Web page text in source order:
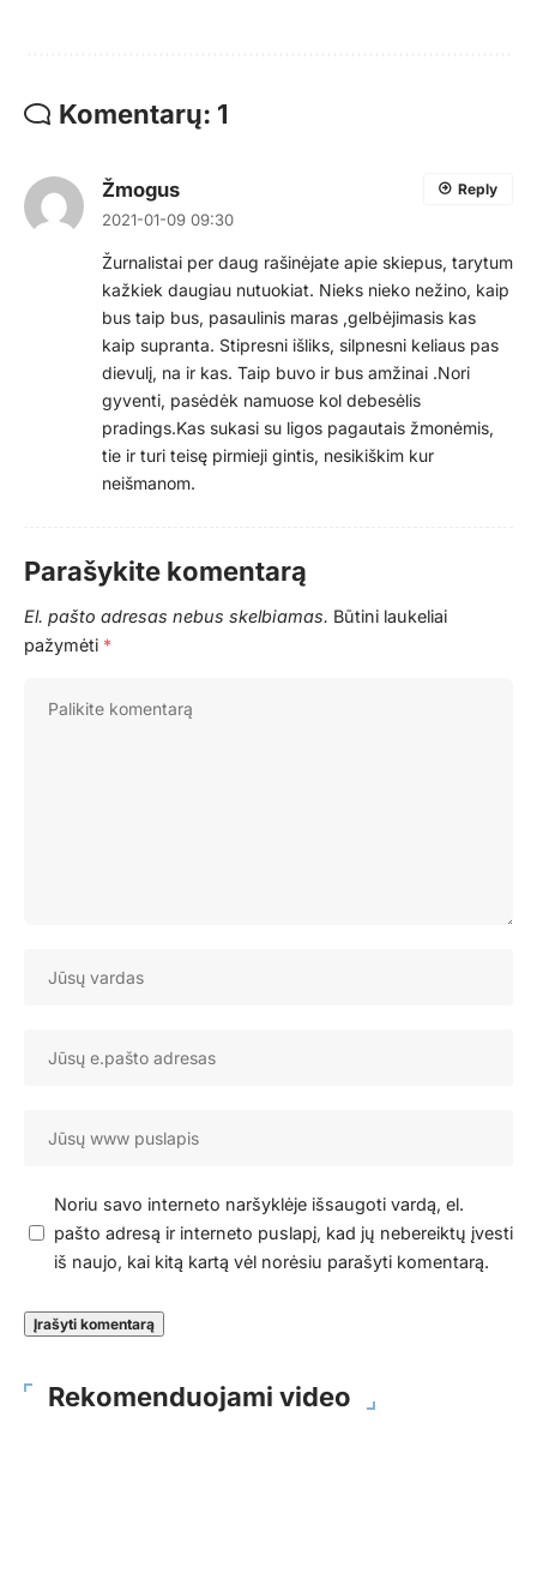
Komentarų: 1
Žmogus
2021-01-09 09:30
Žurnalistai per daug rašinėjate apie skiepus, tarytum
kažkiek daugiau nutuokiat. Nieks nieko nežino, kaip
bus taip bus, pasaulinis maras ,gelbėjimasis kas
kaip supranta. Stipresni išliks, silpnesni keliaus pas
dievulį, na ir kas. Taip buvo ir bus amžinai .Nori
gyventi, pasėdėk namuose kol debesėlis
pradings.Kas sukasi su ligos pagautais žmonėmis,
tie ir turi teisę pirmieji gintis, nesikiškim kur
neišmanom.
Reply
Parašykite komentarą
El. pašto adresas nebus skelbiamas. Būtini laukeliai
pažymėti *
Noriu savo interneto naršyklėje išsaugoti vardą, el.
pašto adresą ir interneto puslapį, kad jų nebereiktų įvesti
iš naujo, kai kitą kartą vėl norėsiu parašyti komentarą.
Rekomenduojami video